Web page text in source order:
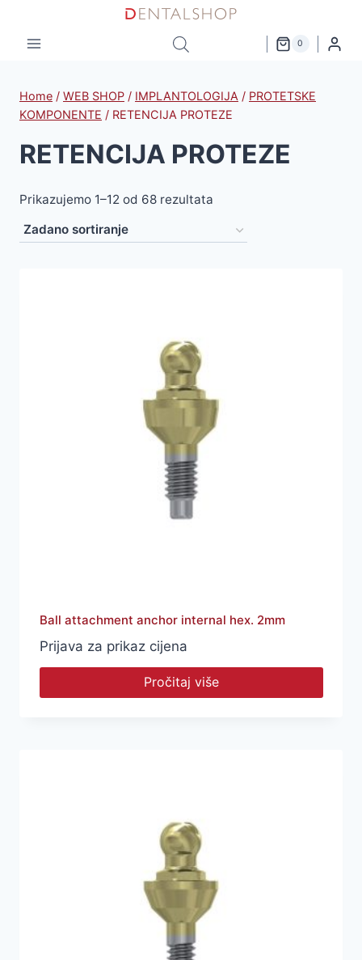
content
0
Home / WEB SHOP / IMPLANTOLOGIJA / PROTETSKE
KOMPONENTE / RETENCIJA PROTEZE
RETENCIJA PROTEZE
Prikazujemo 1–12 od 68 rezultata
Ball attachment anchor internal hex. 2mm
Prijava za prikaz cijena
Pročitaj više